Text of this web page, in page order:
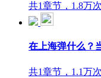
共1章节，1.8万
在上海弹什么？
共1章节，1.1万